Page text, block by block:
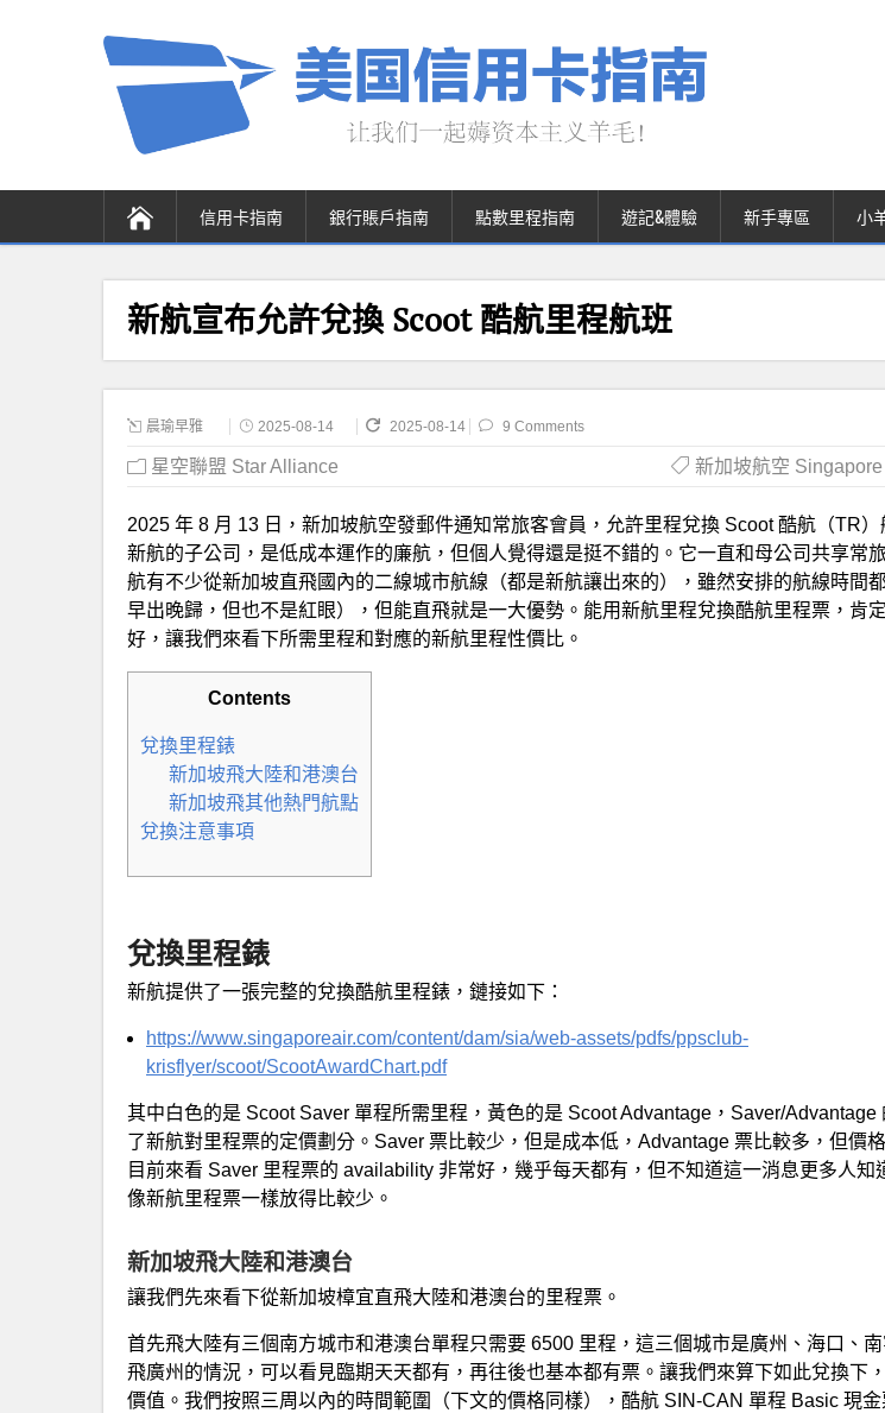
信用卡指南 銀行賬戶指南 點數里程指南 遊記&體驗 新手專區 小
新航宣布允許兌換 Scoot 酷航里程航班
晨瑜早雅 2025-08-14 2025-08-14 9 Comments
星空聯盟 Star Alliance 新加坡航空
2025 年 8 月 13 日，新加坡航空發郵件通知常旅客會員，允許里程兌換 Scoot 酷航（TR
新航的子公司，是低成本運作的廉航，但個人覺得還是挺不錯的。它一直和母公司共享常
航有不少從新加坡直飛國內的二線城市航線（都是新航讓出來的），雖然安排的航線時間
早出晚歸，但也不是紅眼），但能直飛就是一大優勢。能用新航里程兌換酷航里程票，肯
好，讓我們來看下所需里程和對應的新航里程性價比。
Contents
兌換里程錶
新加坡飛大陸和港澳台
新加坡飛其他熱門航點
兌換注意事項
兌換里程錶
新航提供了一張完整的兌換酷航里程錶，鏈接如下：
https://www.singaporeair.com/content/dam/sia/web-assets/pdfs/ppsclub-
krisflyer/scoot/ScootAwardChart.pdf
其中白色的是 Scoot Saver 單程所需里程，黃色的是 Scoot Advantage，Saver/Advantage
了新航對里程票的定價劃分。Saver 票比較少，但是成本低，Advantage 票比較多，但價
目前來看 Saver 里程票的 availability 非常好，幾乎每天都有，但不知道這一消息更多人知
像新航里程票一樣放得比較少。
新加坡飛大陸和港澳台
讓我們先來看下從新加坡樟宜直飛大陸和港澳台的里程票。
首先飛大陸有三個南方城市和港澳台單程只需要 6500 里程，這三個城市是廣州、海口、
飛廣州的情況，可以看見臨期天天都有，再往後也基本都有票。讓我們來算下如此兌換下
價值。我們按照三周以內的時間範圍（下文的價格同樣），酷航 SIN-CAN 單程 Basic 現